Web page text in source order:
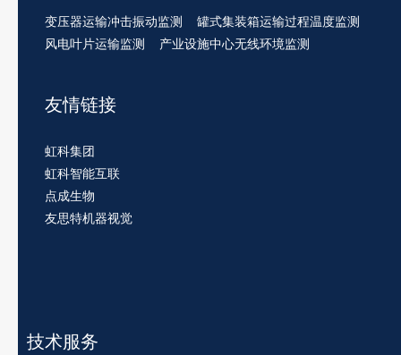
变压器运输冲击振动监测
罐式集装箱运输过程温度监测
风电叶片运输监测
产业设施中心无线环境监测
友情链接
虹科集团
虹科智能互联
点成生物
友思特机器视觉
技术服务